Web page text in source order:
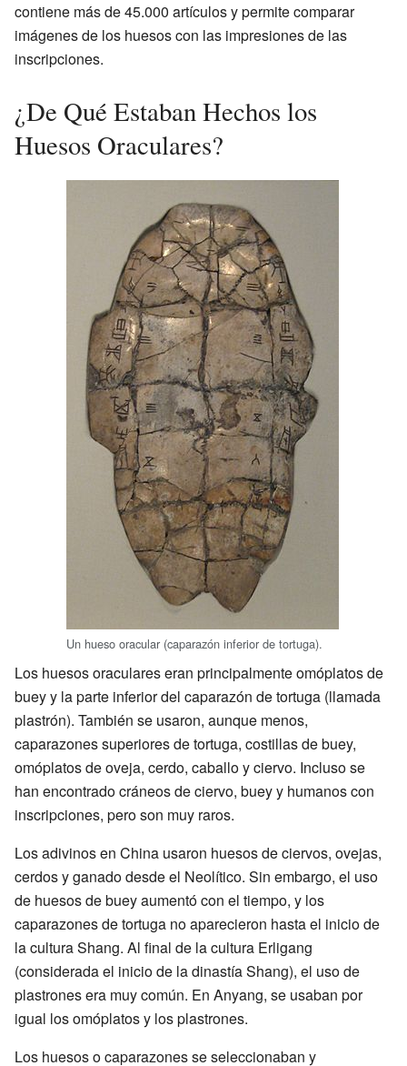
contiene más de 45.000 artículos y permite comparar
imágenes de los huesos con las impresiones de las
inscripciones.
¿De Qué Estaban Hechos los
Huesos Oraculares?
Un hueso oracular (caparazón inferior de tortuga).
Los huesos oraculares eran principalmente omóplatos de
buey y la parte inferior del caparazón de tortuga (llamada
plastrón). También se usaron, aunque menos,
caparazones superiores de tortuga, costillas de buey,
omóplatos de oveja, cerdo, caballo y ciervo. Incluso se
han encontrado cráneos de ciervo, buey y humanos con
inscripciones, pero son muy raros.
Los adivinos en China usaron huesos de ciervos, ovejas,
cerdos y ganado desde el Neolítico. Sin embargo, el uso
de huesos de buey aumentó con el tiempo, y los
caparazones de tortuga no aparecieron hasta el inicio de
la cultura Shang. Al final de la cultura Erligang
(considerada el inicio de la dinastía Shang), el uso de
plastrones era muy común. En Anyang, se usaban por
igual los omóplatos y los plastrones.
Los huesos o caparazones se seleccionaban y